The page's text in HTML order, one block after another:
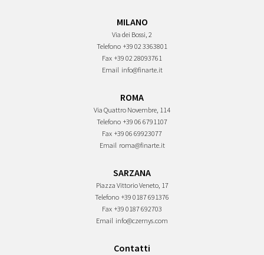
MILANO
Via dei Bossi, 2
Telefono +39 02 3363801
Fax +39 02 28093761
Email info@finarte.it
ROMA
Via Quattro Novembre, 114
Telefono +39 06 6791107
Fax +39 06 69923077
Email roma@finarte.it
SARZANA
Piazza Vittorio Veneto, 17
Telefono +39 0187 691376
Fax +39 0187 692703
Email info@czernys.com
Contatti